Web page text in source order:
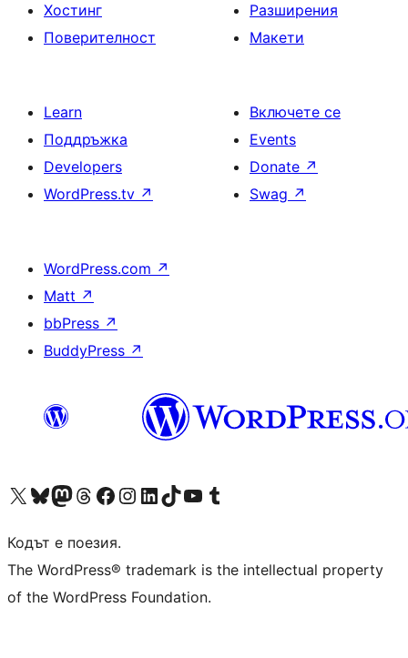
Хостинг
Поверителност
Разширения
Макети
Learn
Поддръжка
Developers
WordPress.tv ↗
Включете се
Events
Donate ↗
Swag ↗
WordPress.com ↗
Matt ↗
bbPress ↗
BuddyPress ↗
Visit our X (formerly Twitter) account
Visit our Bluesky account
Visit our Mastodon account
Visit our Threads account
Посетете нашата страница във Facebook
Посетете нашия профил в Instagram
Посетете нашия профил в LinkedIn
Visit our TikTok account
Visit our YouTube channel
Visit our Tumblr account
Кодът е поезия.
The WordPress® trademark is the intellectual property
of the WordPress Foundation.